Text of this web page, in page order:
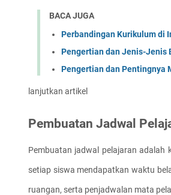
BACA JUGA
Perbandingan Kurikulum di
Pengertian dan Jenis-Jenis
Pengertian dan Pentingnya
lanjutkan artikel
Pembuatan Jadwal
Pembuatan jadwal pelajaran adalah
setiap siswa mendapatkan waktu
ruangan, serta penjadwalan mata